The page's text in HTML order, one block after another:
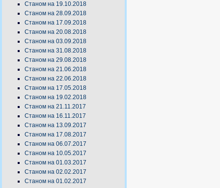
Станом на 19.10.2018
Станом на 28.09.2018
Станом на 17.09.2018
Станом на 20.08.2018
Станом на 03.09.2018
Станом на 31.08.2018
Станом на 29.08.2018
Станом на 21.06.2018
Станом на 22.06.2018
Станом на 17.05.2018
Станом на 19.02.2018
Станом на 21.11.2017
Станом на 16.11.2017
Станом на 13.09.2017
Станом на 17.08.2017
Станом на 06.07.2017
Станом на 10.05.2017
Станом на 01.03.2017
Станом на 02.02.2017
Станом на 01.02.2017